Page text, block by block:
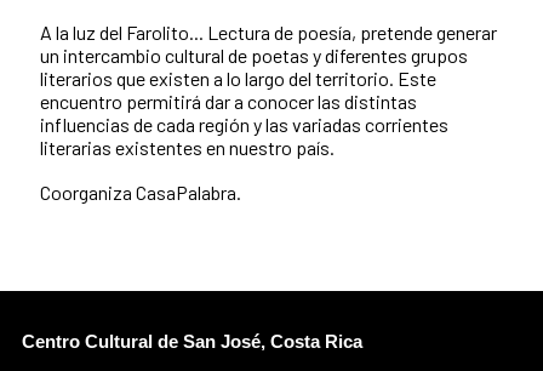
A la luz del Farolito... Lectura de poesía, pretende generar
un intercambio cultural de poetas y diferentes grupos
literarios que existen a lo largo del territorio. Este
encuentro permitirá dar a conocer las distintas
influencias de cada región y las variadas corrientes
literarias existentes en nuestro país.
Coorganiza CasaPalabra.
Centro Cultural de San José, Costa Rica